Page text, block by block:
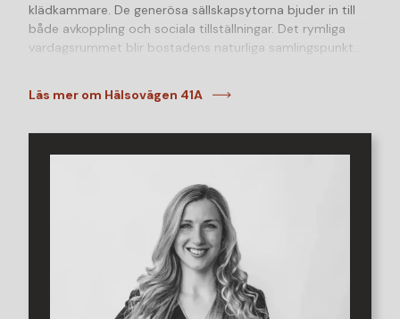
klädkammare. De generösa sällskapsytorna bjuder in till
både avkoppling och sociala tillställningar. Det rymliga
vardagsrummet blir bostadens naturliga samlingspunkt
blickfång och skapar en varm och ombonad atmosfär
Köket är smakfullt renoverat med stilrena materialval och
generösa arbetsytor och full maskinell utrustning med kyl
och frys i fullhöjd, diskmaskin, induktionshäll, ugn och
vask. De elegant målade köksluckorna tillsammans med
den exklusiva marmorbänkskivan ger köket en tidlös och
exklusiv känsla. Dessutom finns plats för ett matbord där
familj och vänner gärna samlas.
Läs mer om Hälsovägen 41A